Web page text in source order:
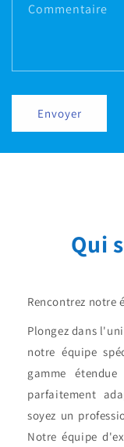
Commentaire
Envoyer
Qui
Rencontrez notre
Plongez dans
notre équipe
gamme
parfaitement
soyez un
Notre équipe